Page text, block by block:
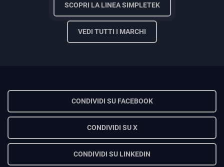
SCOPRI LA LINEA SIMPLETEK
VEDI TUTTI I MARCHI
CONDIVIDI SU FACEBOOK
CONDIVIDI SU X
CONDIVIDI SU LINKEDIN